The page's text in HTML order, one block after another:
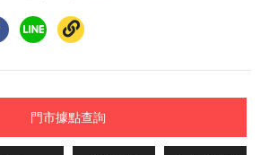
門市據點查詢